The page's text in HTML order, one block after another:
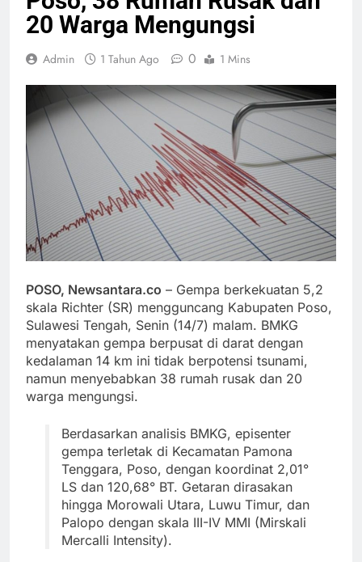
20 Warga Mengungsi
Admin 1 Tahun Ago 0 1 Mins
POSO, Newsantara.co – Gempa berkekuatan 5,2
skala Richter (SR) mengguncang Kabupaten Poso,
Sulawesi Tengah, Senin (14/7) malam. BMKG
menyatakan gempa berpusat di darat dengan
kedalaman 14 km ini tidak berpotensi tsunami,
namun menyebabkan 38 rumah rusak dan 20
warga mengungsi.
Berdasarkan analisis BMKG, episenter
gempa terletak di Kecamatan Pamona
Tenggara, Poso, dengan koordinat 2,01°
LS dan 120,68° BT. Getaran dirasakan
hingga Morowali Utara, Luwu Timur, dan
Palopo dengan skala III-IV MMI (Mirskali
Mercalli Intensity).